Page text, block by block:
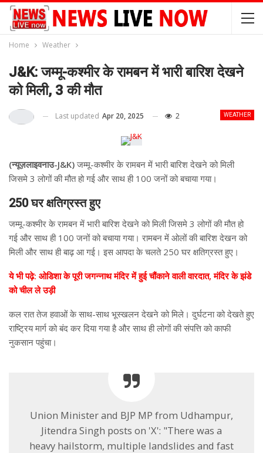
Home Weather
J&K: जम्मू-कश्मीर के रामबन में भारी बारिश देखने
को मिली, 3 की मौत
WEATHER
Last updated Apr 20, 2025 2
(न्यूज़लाइवनाउ-J&K)जम्मू-कश्मीर के रामबन में भारी बारिश देखने को मिली
जिसमे 3 लोगों की मौत हो गई और साथ ही 100 जनों को बचाया गया।
250 घर क्षतिग्रस्त हुए
जम्मू-कश्मीर के रामबन में भारी बारिश देखने को मिली जिसमे 3 लोगों की मौत हो
गई और साथ ही 100 जनों को बचाया गया। रामबन में ओलों की बारिश देखन को
मिली और साथ ही बाढ़ आ गई। इस आपदा के चलते 250 घर क्षतिग्रस्त हुए।
ये भी पढ़े: ओडिशा के पूरी जगन्नाथ मंदिर में हुई चौंकाने वाली वारदात, मंदिर के झंडे
को चील ले उड़ी
कल रात तेज हवाओं के साथ-साथ भूस्खलन देखने को मिले। दुर्घटना को देखते हुए
राष्ट्रिय मार्ग को बंद कर दिया गया है और साथ ही लोगों की संपत्ति को काफी
नुकसान पहुंचा।
Union Minister and BJP MP from Udhampur,
Jitendra Singh posts on 'X': "There was a
heavy hailstorm, multiple landslides and fast